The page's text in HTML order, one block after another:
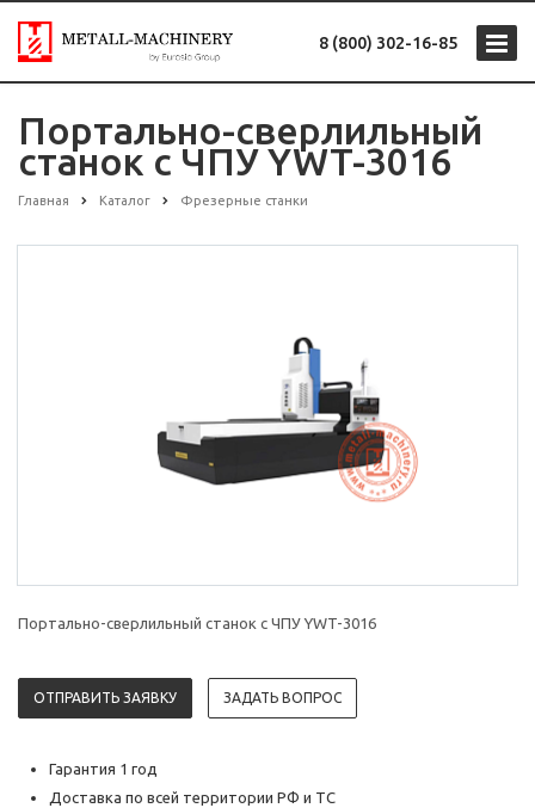
8 (800) 302-16-85
Портально-сверлильный
станок с ЧПУ YWT-3016
Главная Каталог Фрезерные станки
Портально-сверлильный станок с ЧПУ YWT-3016
ОТПРАВИТЬ ЗАЯВКУ ЗАДАТЬ ВОПРОС
Гарантия 1 год
Доставка по всей территории РФ и ТС